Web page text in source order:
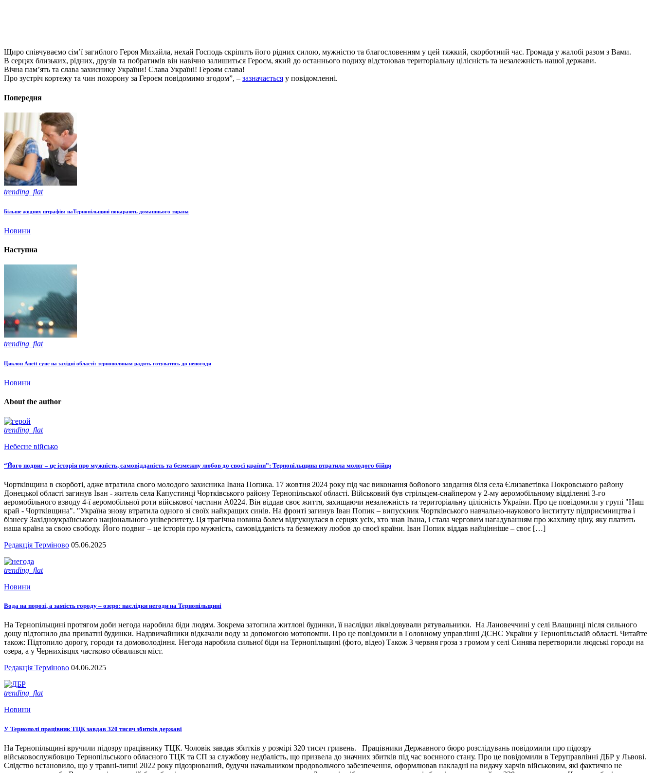
Щиро співчуваємо сім’ї загиблого Героя Михайла, нехай Господь скріпить його рідних силою, мужністю та благословенням у цей тяжкий, скорботний час. Громада у жалобі разом з Вами.
В серцях близьких, рідних, друзів та побратимів він навічно залишиться Героєм, який до останнього подиху відстоював територіальну цілісність та незалежність нашої держави.
Вічна пам’ять та слава захиснику України! Слава Україні! Героям слава!
Про зустріч кортежу та чин похорону за Героєм повідомимо згодом”, – зазначається у повідомленні.
Попередня
trending_flat
Більше жодних штрафів: наТернопільщині покарають домашнього тирана
Новини
Наступна
trending_flat
Циклон Anett суне на західні області: тернополянам радять готуватись до непогоди
Новини
About the author
trending_flat
Небесне військо
“Його подвиг – це історія про мужність, самовідданість та безмежну любов до своєї країни”: Тернопільщина втратила молодого бійця
Чортківщина в скорботі, адже втратила свого молодого захисника Івана Попика. 17 жовтня 2024 року під час виконання бойового завдання біля села Єлизаветівка Покровського району
Донецької області загинув Іван - житель села Капустинці Чортківського району Тернопільської області. Військовий був стрільцем-снайпером у 2-му аеромобільному відділенні 3-го
аеромобільного взводу 4-ї аеромобільної роти військової частини А0224. Він віддав своє життя, захищаючи незалежність та територіальну цілісність України. Про це повідомили у групі "Наш
край - Чортківщина". "Україна знову втратила одного зі своїх найкращих синів. На фронті загинув Іван Попик – випускник Чортківського навчально-наукового інституту підприємництва і
бізнесу Західноукраїнського національного університету. Ця трагічна новина болем відгукнулася в серцях усіх, хто знав Івана, і стала черговим нагадуванням про жахливу ціну, яку платить
наша країна за свою свободу. Його подвиг – це історія про мужність, самовідданість та безмежну любов до своєї країни. Іван Попик віддав найцінніше – своє […]
Редакція Терміново 05.06.2025
trending_flat
Новини
Вода на порозі, а замість городу – озеро: наслідки негоди на Тернопільщині
На Тернопільщині протягом доби негода наробила біди людям. Зокрема затопила житлові будинки, її наслідки ліквідовували рятувальники. На Лановеччині у селі Влащинці після сильного
дощу підтопило два приватні будинки. Надзвичайники відкачали воду за допомогою мотопомпи. Про це повідомили в Головному управлінні ДСНС України у Тернопільській області. Читайте
також: Підтопило дорогу, городи та домоволодіння. Негода наробила сильної біди на Тернопільщині (фото, відео) Також 3 червня гроза з громом у селі Синява перетворили людські городи на
озера, а у Чернихівцях частково обвалився міст.
Редакція Терміново 04.06.2025
trending_flat
Новини
У Тернополі працівник ТЦК завдав 320 тисяч збитків державі
На Тернопільщині вручили підозру працівнику ТЦК. Чоловік завдав збитків у розмірі 320 тисяч гривень. Працівники Державного бюро розслідувань повідомили про підозру
військовослужбовцю Тернопільського обласного ТЦК та СП за службову недбалість, що призвела до значних збитків під час воєнного стану. Про це повідомили в Теруправлінні ДБР у Львові.
Слідство встановило, що у травні-липні 2022 року підозрюваний, будучи начальником продовольчого забезпечення, оформлював накладні на видачу харчів військовим, які фактично не